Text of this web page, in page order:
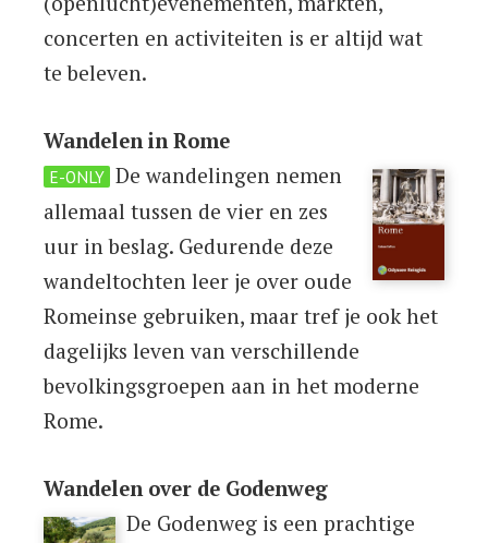
concerten en activiteiten is er altijd wat
te beleven.
Wandelen in Rome
E-ONLY De wandelingen nemen
allemaal tussen de vier en zes
uur in beslag. Gedurende deze
wandeltochten leer je over oude
Romeinse gebruiken, maar tref je ook het
dagelijks leven van verschillende
bevolkingsgroepen aan in het moderne
Rome.
Wandelen over de Godenweg
De Godenweg is een prachtige